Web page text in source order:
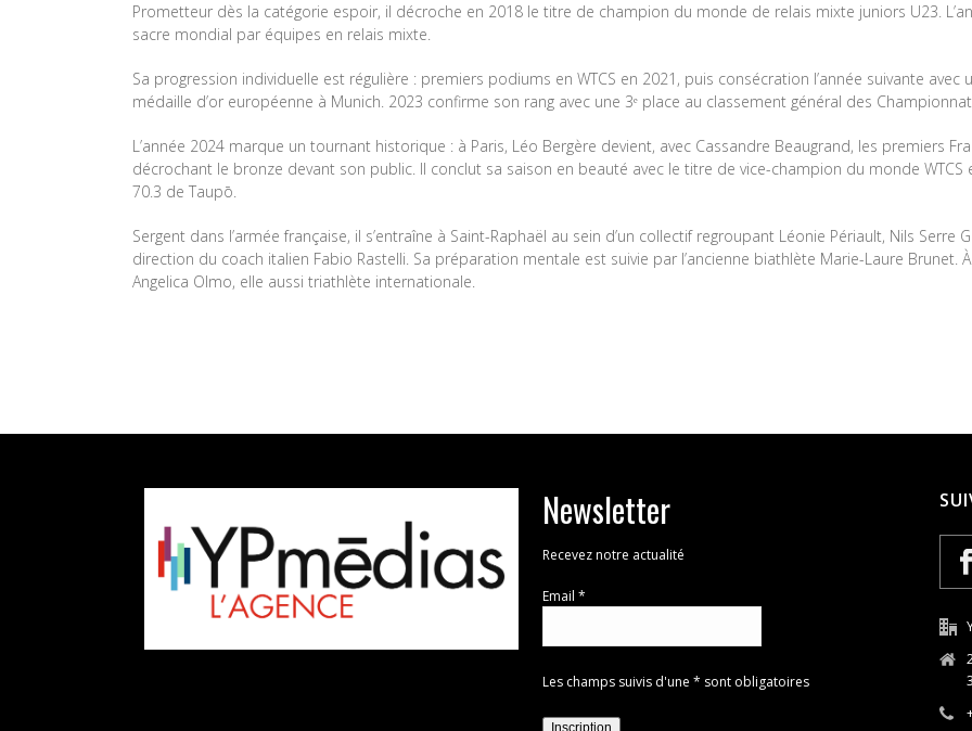
Prometteur dès la catégorie espoir, il décroche en 2018 le titre de champion du monde de relais mixte juniors U23.
sacre mondial par équipes en relais mixte.
Sa progression individuelle est régulière : premiers podiums en WTCS en 2021, puis consécration l’année suivante
médaille d’or européenne à Munich. 2023 confirme son rang avec une 3ᵉ place au classement général des
L’année 2024 marque un tournant historique : à Paris, Léo Bergère devient, avec Cassandre Beaugrand, les premiers
décrochant le bronze devant son public. Il conclut sa saison en beauté avec le titre de vice-champion du monde
70.3 de Taupō.
Sergent dans l’armée française, il s’entraîne à Saint-Raphaël au sein d’un collectif regroupant Léonie Périault, Nils Serre
direction du coach italien Fabio Rastelli. Sa préparation mentale est suivie par l’ancienne biathlète Marie-Laure Brunet.
Angelica Olmo, elle aussi triathlète internationale.
Newsletter
Recevez notre actualité
Email *
Les champs suivis d'une * sont obligatoires